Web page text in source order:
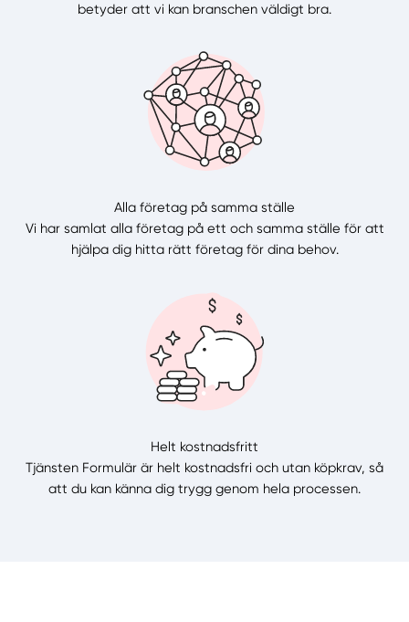
betyder att vi kan branschen väldigt bra.
Alla företag på samma ställe
Vi har samlat alla företag på ett och samma ställe för att
hjälpa dig hitta rätt företag för dina behov.
Helt kostnadsfritt
Tjänsten Formulär är helt kostnadsfri och utan köpkrav, så
att du kan känna dig trygg genom hela processen.